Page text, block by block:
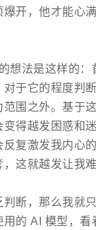
开，他才能心
想法是这样的：
于它的程度判
围之外。基于
得越发困惑和
复激发我内心
这就越发让我难
断，那么我就
的 AI 模型，看